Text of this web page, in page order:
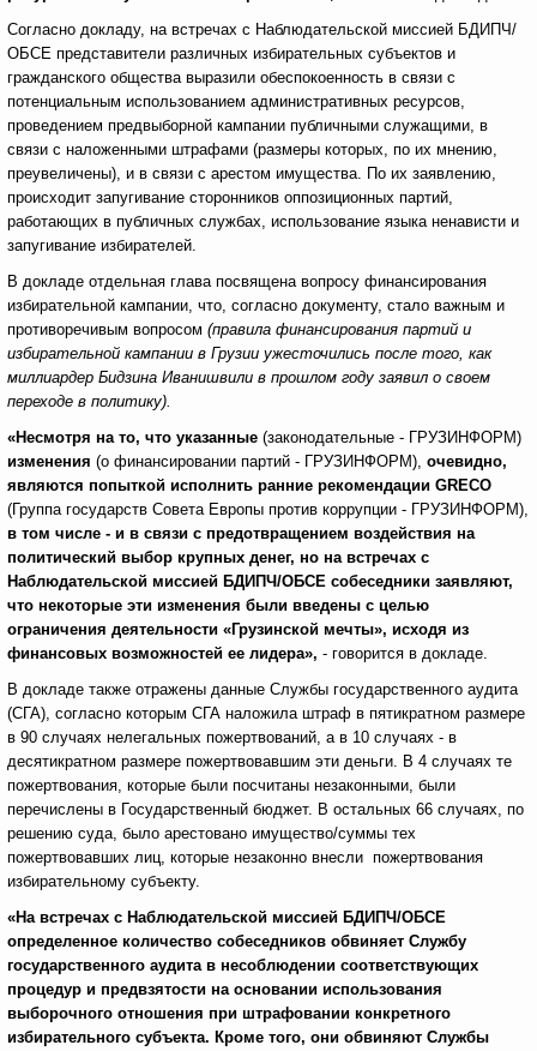
Согласно докладу, на встречах с Наблюдательской миссией БДИПЧ/
ОБСЕ представители различных избирательных субъектов и
гражданского общества выразили обеспокоенность в связи с
потенциальным использованием административных ресурсов,
проведением предвыборной кампании публичными служащими, в
связи с наложенными штрафами (размеры которых, по их мнению,
преувеличены), и в связи с арестом имущества. По их заявлению,
происходит запугивание сторонников оппозиционных партий,
работающих в публичных службах, использование языка ненависти и
запугивание избирателей.
В докладе отдельная глава посвящена вопросу финансирования
избирательной кампании, что, согласно документу, стало важным и
противоречивым вопросом (правила финансирования партий и
избирательной кампании в Грузии ужесточились после того, как
миллиардер Бидзина Иванишвили в прошлом году заявил о своем
переходе в политику).
«Несмотря на то, что указанные (законодательные - ГРУЗИНФОРМ)
изменения (о финансировании партий - ГРУЗИНФОРМ), очевидно,
являются попыткой исполнить ранние рекомендации GRECO
(Группа государств Совета Европы против коррупции - ГРУЗИНФОРМ),
в том числе - и в связи с предотвращением воздействия на
политический выбор крупных денег, но на встречах с
Наблюдательской миссией БДИПЧ/ОБСЕ собеседники заявляют,
что некоторые эти изменения были введены с целью
ограничения деятельности «Грузинской мечты», исходя из
финансовых возможностей ее лидера», - говорится в докладе.
В докладе также отражены данные Службы государственного аудита
(СГА), согласно которым СГА наложила штраф в пятикратном размере
в 90 случаях нелегальных пожертвований, а в 10 случаях - в
десятикратном размере пожертвовавшим эти деньги. В 4 случаях те
пожертвования, которые были посчитаны незаконными, были
перечислены в Государственный бюджет. В остальных 66 случаях, по
решению суда, было арестовано имущество/суммы тех
пожертвовавших лиц, которые незаконно внесли пожертвования
избирательному субъекту.
«На встречах с Наблюдательской миссией БДИПЧ/ОБСЕ
определенное количество собеседников обвиняет Службу
государственного аудита в несоблюдении соответствующих
процедур и предвзятости на основании использования
выборочного отношения при штрафовании конкретного
избирательного субъекта. Кроме того, они обвиняют Службы